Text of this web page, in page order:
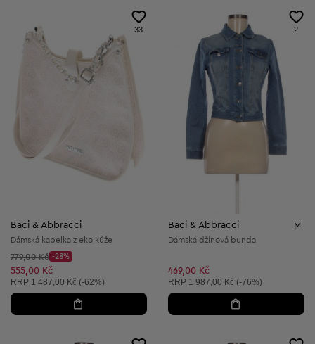
33
Baci & Abbracci
Dámská kabelka z eko kůže
Původní cena:
779,00 Kč
Discount Price:
-28%
Snížená cena:
555,00 Kč
Doporučená cena:
RRP 1 487,00 Kč (-62%)
2
Baci & Abbracci M
Dámská džínová bunda
469,00 Kč
Doporučená cena:
RRP 1 987,00 Kč (-76%)